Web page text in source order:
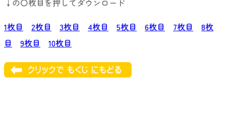
↓の〇枚目を押してダウンロード
1枚目
2枚目 3枚目 4枚目 5枚目 6枚目 7枚目
8枚
目
9枚目 10枚目